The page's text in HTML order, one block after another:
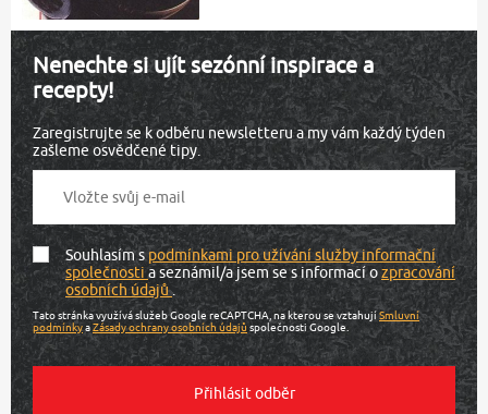
Nenechte si ujít sezónní inspirace a
recepty!
Zaregistrujte se k odběru newsletteru a my vám každý týden
zašleme osvědčené tipy.
Souhlasím spodmínkami pro užívání služby informační
společnostia seznámil/a jsem se s informací ozpracování
osobních údajů.
Tato stránka využívá služeb Google reCAPTCHA, na kterou se vztahujíSmluvní
podmínkyaZásady ochrany osobních údajů společnosti Google.